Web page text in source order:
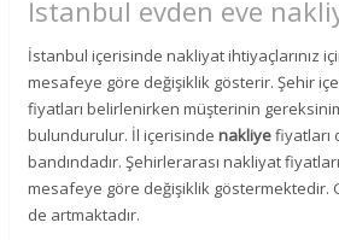
İstanbul evden eve
İstanbul içerisinde nakliyat ihtiyaçlarınız
mesafeye göre değişiklik gösterir. Şehir
fiyatları belirlenirken müşterinin
bulundurulur. İl içerisindenakliyefiyatları
bandındadır. Şehirlerarası nakliyat
mesafeye göre değişiklik göstermektedir.
de artmaktadır.